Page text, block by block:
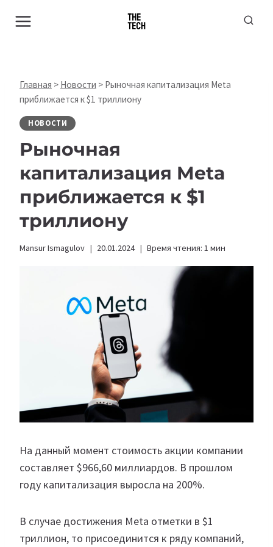
Главная > Новости > Рыночная капитализация Meta
приближается к $1 триллиону
НОВОСТИ
Рыночная
капитализация Meta
приближается к $1
триллиону
Mansur Ismagulov 20.01.2024 Время чтения: 1 мин
На данный момент стоимость акции компании
составляет $966,60 миллиардов. В прошлом
году капитализация выросла на 200%.
В случае достижения Meta отметки в $1
триллион, то присоединится к ряду компаний,